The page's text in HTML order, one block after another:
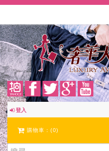
登入
購物車：(0)